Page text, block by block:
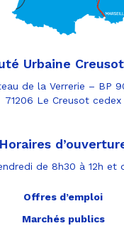
Urbaine
de la Verrerie – BP
71206 Le Creusot cedex
Horaires
de 8h30 à 12h et
Offres d’emploi
Marchés publics